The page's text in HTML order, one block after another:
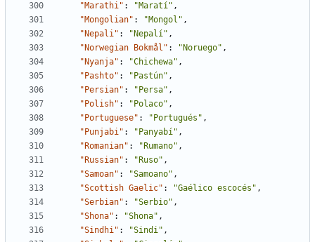
"Marathi" : "Maratí" ,
"Mongolian" : "Mongol" ,
"Nepali" : "Nepalí" ,
"Norwegian Bokmål" : "Noruego" ,
"Nyanja" : "Chichewa" ,
"Pashto" : "Pastún" ,
"Persian" : "Persa" ,
"Polish" : "Polaco" ,
"Portuguese" : "Portugués" ,
"Punjabi" : "Panyabí" ,
"Romanian" : "Rumano" ,
"Russian" : "Ruso" ,
"Samoan" : "Samoano" ,
"Scottish Gaelic" : "Gaélico escocés" ,
"Serbian" : "Serbio" ,
"Shona" : "Shona" ,
"Sindhi" : "Sindi" ,